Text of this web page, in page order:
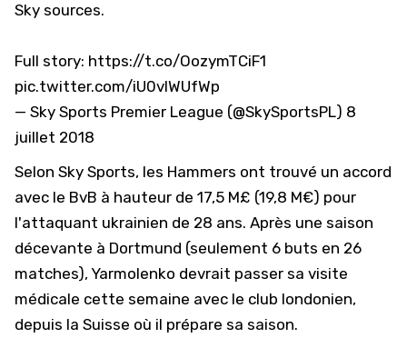
Sky sources.
Full story: https://t.co/OozymTCiF1
pic.twitter.com/iU0vIWUfWp
— Sky Sports Premier League (@SkySportsPL) 8
juillet 2018
Selon Sky Sports, les Hammers ont trouvé un accord
avec le BvB à hauteur de 17,5 M£ (19,8 M€) pour
l'attaquant ukrainien de 28 ans. Après une saison
décevante à Dortmund (seulement 6 buts en 26
matches), Yarmolenko devrait passer sa visite
médicale cette semaine avec le club londonien,
depuis la Suisse où il prépare sa saison.